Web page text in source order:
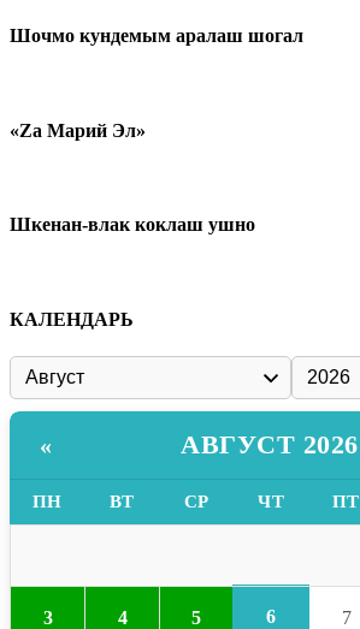
Шочмо кундемым аралаш шогал
«Zа Марий Эл»
Шкенан-влак коклаш ушно
КАЛЕНДАРЬ
« АВГУСТ 2026
ПН ВТ СР ЧТ ПТ
3 4 5 6 7